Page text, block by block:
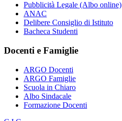
Pubblicità Legale (Albo online)
ANAC
Delibere Consiglio di Istituto
Bacheca Studenti
Docenti e Famiglie
ARGO Docenti
ARGO Famiglie
Scuola in Chiaro
Albo Sindacale
Formazione Docenti